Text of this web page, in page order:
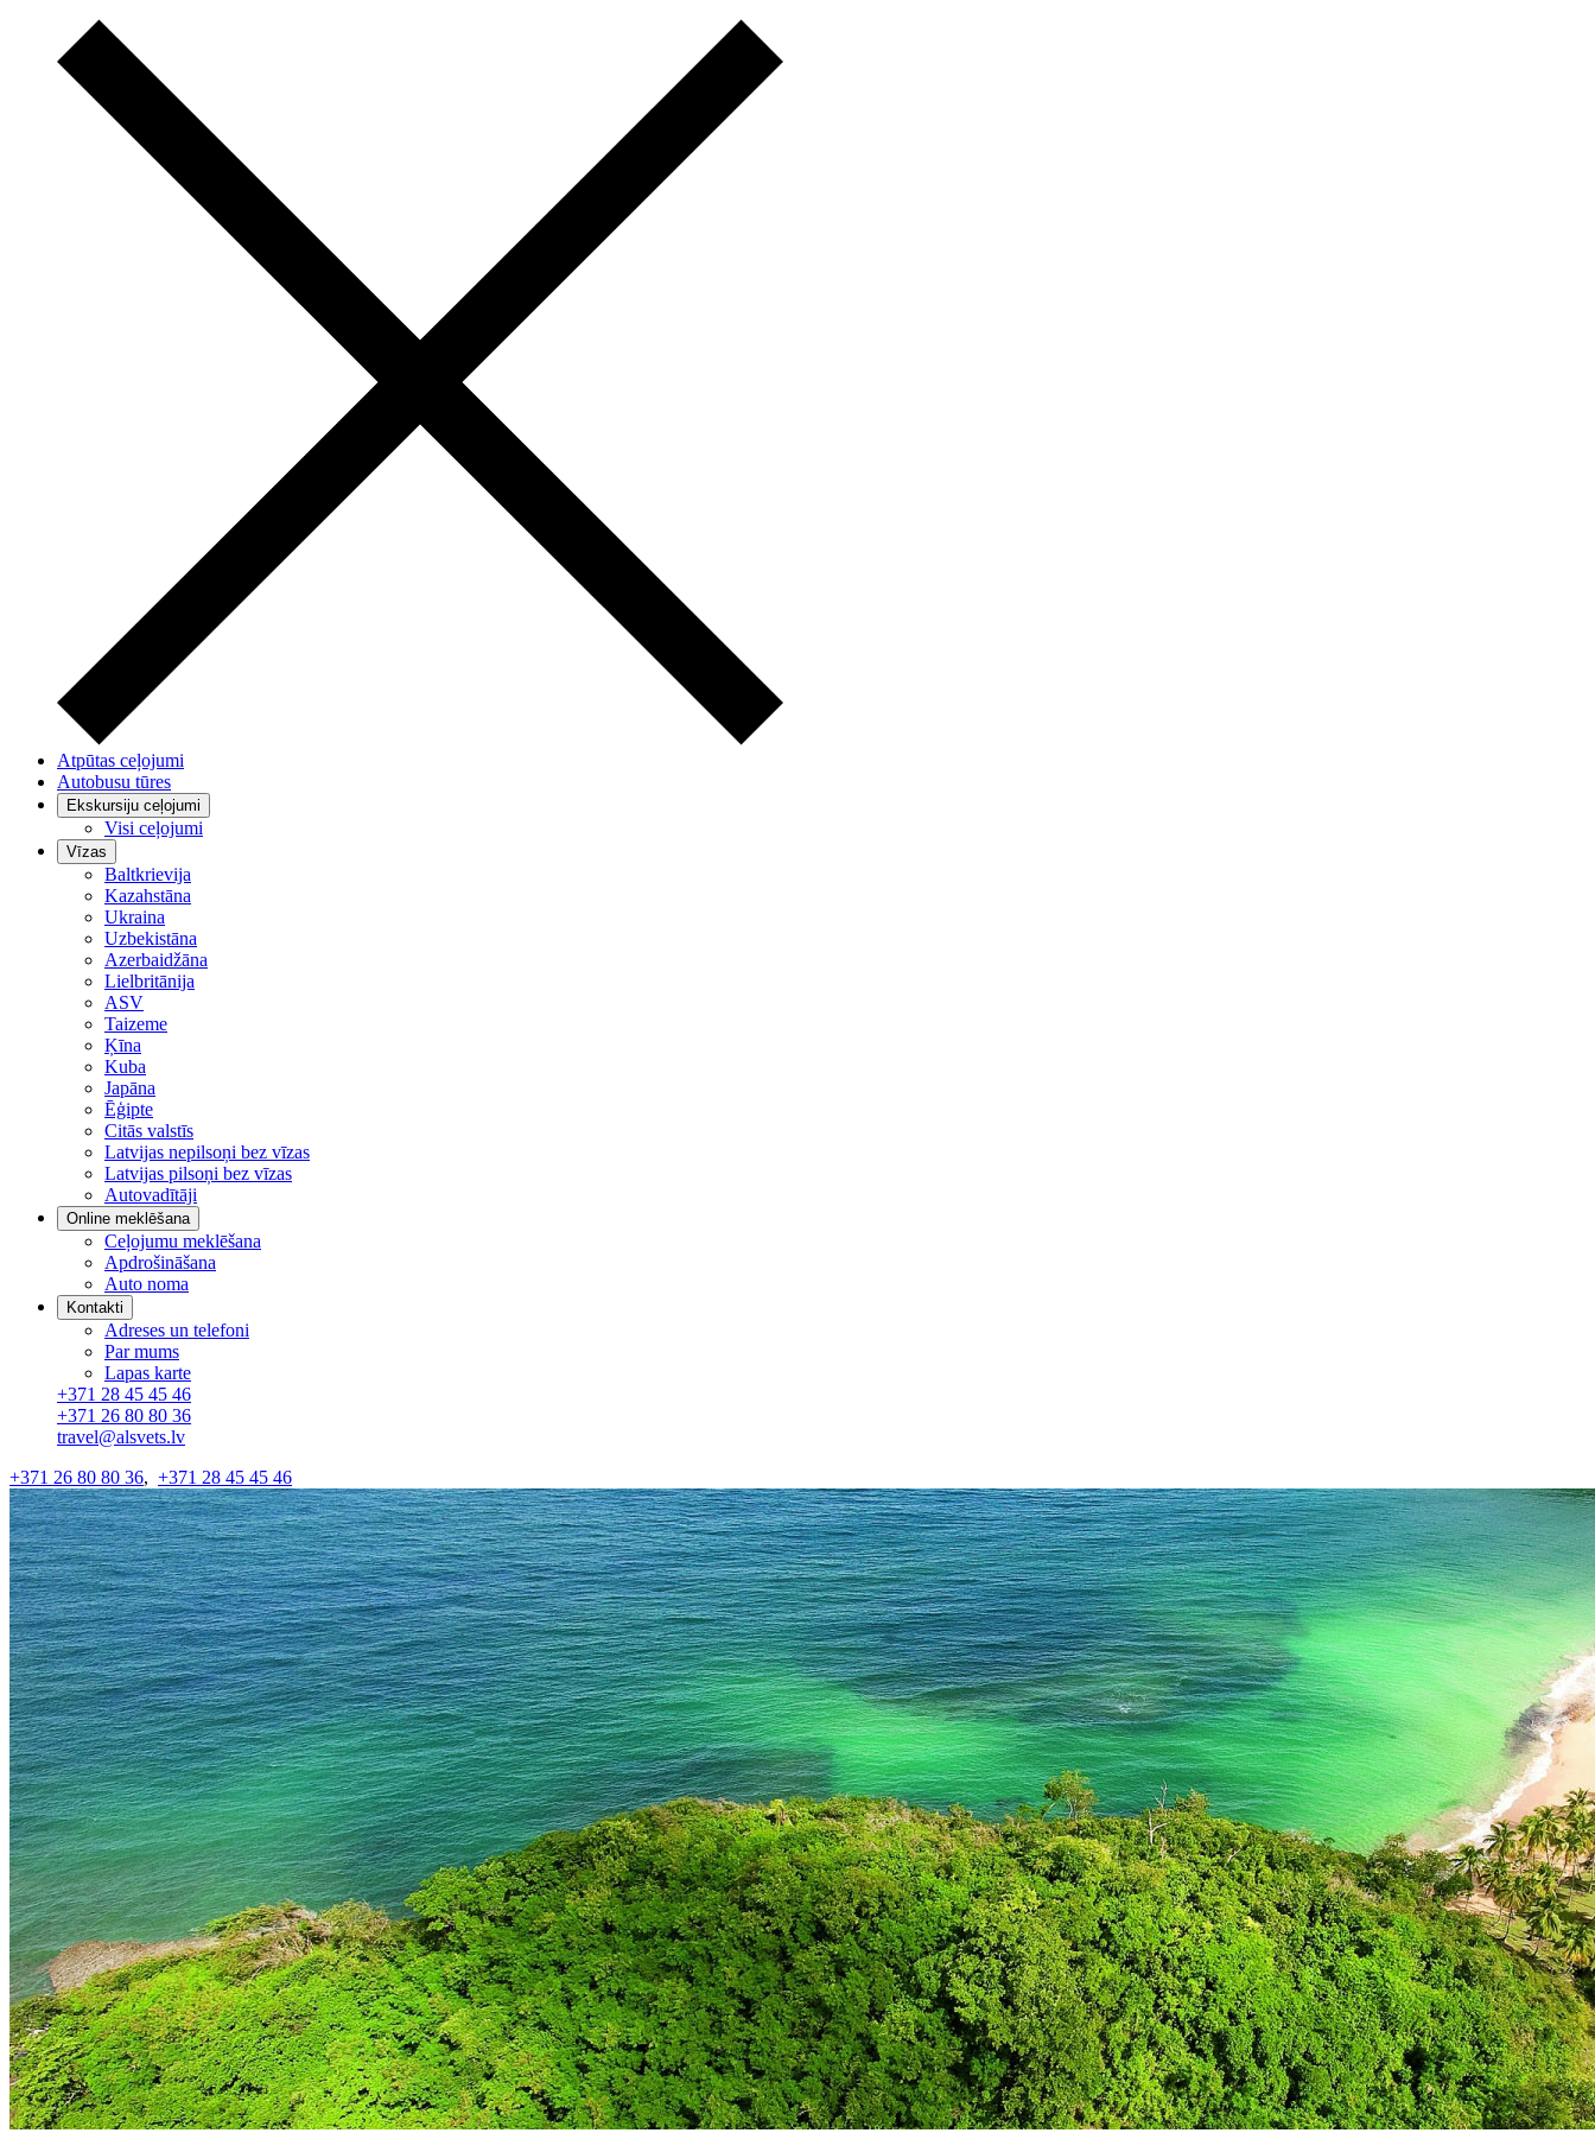
Atpūtas ceļojumi
Autobusu tūres
Ekskursiju ceļojumi
Visi ceļojumi
Vīzas
Baltkrievija
Kazahstāna
Ukraina
Uzbekistāna
Azerbaidžāna
Lielbritānija
ASV
Taizeme
Ķīna
Kuba
Japāna
Ēģipte
Citās valstīs
Latvijas nepilsoņi bez vīzas
Latvijas pilsoņi bez vīzas
Autovadītāji
Online meklēšana
Ceļojumu meklēšana
Apdrošināšana
Auto noma
Kontakti
Adreses un telefoni
Par mums
Lapas karte
+371 28 45 45 46
+371 26 80 80 36
travel@alsvets.lv
+371 26 80 80 36, +371 28 45 45 46